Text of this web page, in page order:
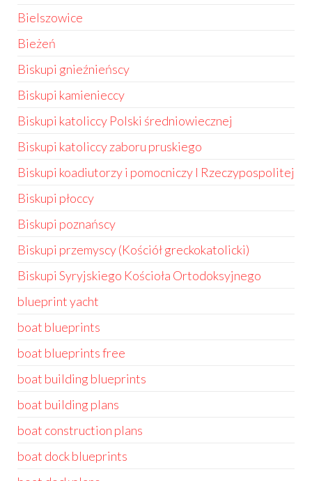
Bielszowice
Bieżeń
Biskupi gnieźnieńscy
Biskupi kamienieccy
Biskupi katoliccy Polski średniowiecznej
Biskupi katoliccy zaboru pruskiego
Biskupi koadiutorzy i pomocniczy I Rzeczypospolitej
Biskupi płoccy
Biskupi poznańscy
Biskupi przemyscy (Kościół greckokatolicki)
Biskupi Syryjskiego Kościoła Ortodoksyjnego
blueprint yacht
boat blueprints
boat blueprints free
boat building blueprints
boat building plans
boat construction plans
boat dock blueprints